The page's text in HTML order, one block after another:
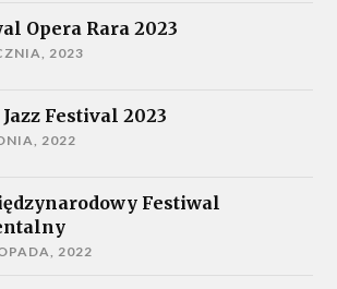
Opera Rara 2023
2023
Festival 2023
2022
Festiwal
2022